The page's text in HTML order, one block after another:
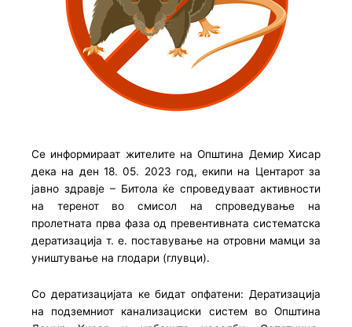
Се информираат жителите на Општина Демир Хисар
дека на ден 18. 05. 2023 год, екипи на Центарот за
јавно здравје – Битола ќе спроведуваат активности
на теренот во смисол на спроведување на
пролетната прва фаза од превентивната систематска
дератизација т. е. поставување на отровни мамци за
уништување на глодари (глувци).
Со дератизацијата ке бидат опфатени: Дератизација
на подземниот канализациски систем во Општина